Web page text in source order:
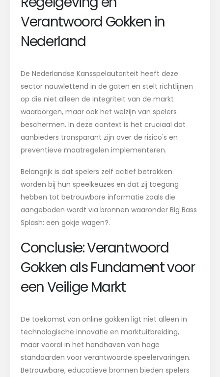
Verantwoord Gokken in
Nederland
De Nederlandse Kansspelautoriteit heeft deze
sector nauwlettend in de gaten en stelt richtlijnen
op die niet alleen de integriteit van de markt
waarborgen, maar ook het welzijn van spelers
beschermen. In deze context is het cruciaal dat
aanbieders transparant zijn over de risico's en
preventieve maatregelen implementeren.
Belangrijk is dat spelers zelf actief betrokken
worden bij hun speelkeuzes en dat zij toegang
hebben tot betrouwbare informatie zoals die
aangeboden wordt via bronnen waaronder Big Bass
Splash: een gokje wagen?.
Conclusie: Verantwoord
Gokken als Fundament voor
een Veilige Markt
De toekomst van online gokken ligt niet alleen in
technologische innovatie en marktuitbreiding,
maar vooral in het handhaven van hoge
standaarden voor verantwoorde speelervaringen.
Betrouwbare, educatieve bronnen bieden spelers